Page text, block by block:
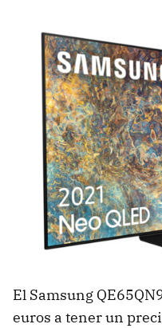
El Samsung
euros a tener un